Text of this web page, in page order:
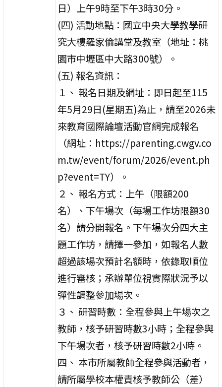
日）上午9時至下午3時30分。
(四) 活動地點：國立中央大學教學研
究大樓羅家倫講堂及教室（地址：桃
園市中壢區中大路300號）。
(五) 報名資訊：
１、 報名日期及網址：即日起至115
年5月29日(星期五)為止，請至2026未
來教育國際論壇活動官網完成報名
（網址：https://parenting.cwgv.co
m.tw/event/forum/2026/event.ph
p?event=TY）。
２、 報名方式：上午（限額200
名）、下午場次（每場工作坊限額30
名）請分開報名。下午場次分四大主
題工作坊，請擇一參加，如報名人數
超過該場次預計名額時，依錄取順位
進行審核；承辦單位視實際狀況予以
彈性調整參加場次。
３、 研習時數：全程參與上午場次之
教師，核予研習時數3小時；全程參與
下午場次者，核予研習時數2小時。
四、 本市所屬教師全程參與活動者，
請所屬學校本權責核予教師公（差）